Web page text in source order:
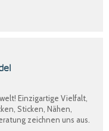
Einzigartige Vielfalt,
Sticken, Nähen,
zeichnen uns aus.